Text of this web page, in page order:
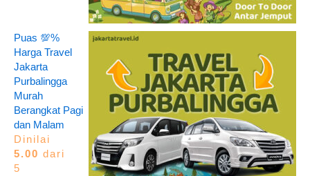
Puas 💯%
Harga Travel
Jakarta
Purbalingga
Murah
Berangkat Pagi
dan Malam
Dinilai
5.00 dari
5